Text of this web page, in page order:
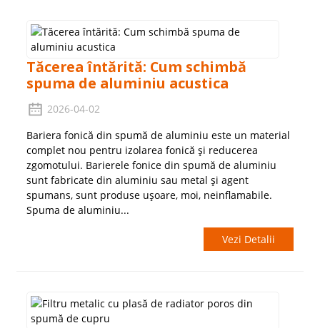
Tăcerea întărită: Cum schimbă
spuma de aluminiu acustica
2026-04-02
Bariera fonică din spumă de aluminiu este un material
complet nou pentru izolarea fonică și reducerea
zgomotului. Barierele fonice din spumă de aluminiu
sunt fabricate din aluminiu sau metal și agent
spumans, sunt produse ușoare, moi, neinflamabile.
Spuma de aluminiu...
Vezi Detalii